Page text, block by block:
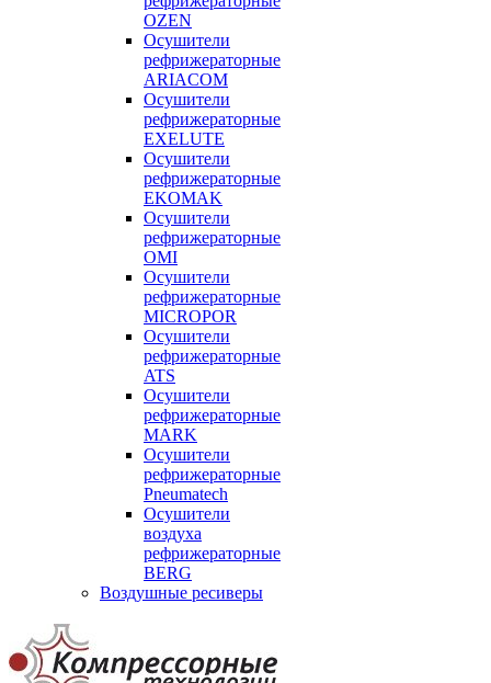
OZEN
Осушители
рефрижераторные
ARIACOM
Осушители
рефрижераторные
EXELUTE
Осушители
рефрижераторные
EKOMAK
Осушители
рефрижераторные
OMI
Осушители
рефрижераторные
MICROPOR
Осушители
рефрижераторные
ATS
Осушители
рефрижераторные
MARK
Осушители
рефрижераторные
Pneumatech
Осушители
воздуха
рефрижераторные
BERG
Воздушные ресиверы